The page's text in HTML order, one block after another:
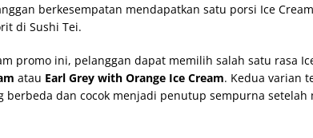
berkesempatan mendapatkan satu porsi Ice
di Sushi Tei.
promo ini, pelanggan dapat memilih salah satu rasa
atau Earl Grey with Orange Ice Cream. Kedua varian
berbeda dan cocok menjadi penutup sempurna